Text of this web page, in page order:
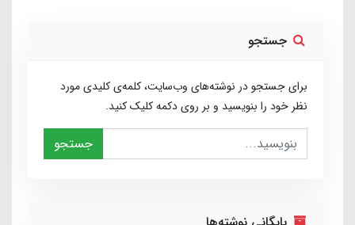
جستجو
برای جستجو در نوشته‌های وب‌سایت، کلمه‌ی کلیدی مورد
نظر خود را بنویسید و بر روی دکمه کلیک کنید.
جستجو